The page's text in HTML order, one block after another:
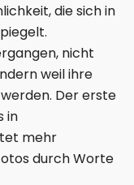
die sich in
nicht
weil ihre
Der erste
in
mehr
durch Worte